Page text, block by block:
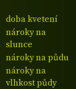
doba kvetení
nároky na
slunce
nároky na půdu
nároky na
vlhkost půdy